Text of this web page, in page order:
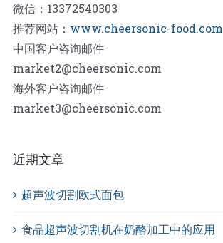
微信：13372540303
推荐网站： www.cheersonic-food.com
中国客户咨询邮件
market2@cheersonic.com
海外客户咨询邮件
market3@cheersonic.com
近期文章
超声波切割欧式面包
食品超声波切割机在奶酪加工中的应用